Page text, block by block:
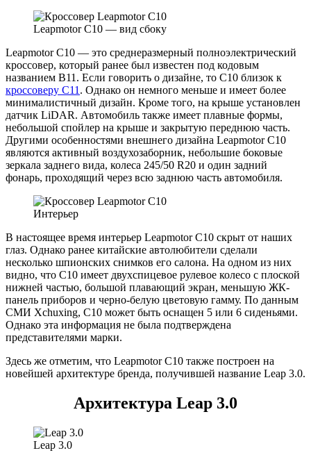
Leapmotor C10 — вид сбоку
Leapmotor C10 — это среднеразмерный полноэлектрический
кроссовер, который ранее был известен под кодовым
названием B11. Если говорить о дизайне, то C10 близок к
кроссоверу C11 . Однако он немного меньше и имеет более
минималистичный дизайн. Кроме того, на крыше установлен
датчик LiDAR. Автомобиль также имеет плавные формы,
небольшой спойлер на крыше и закрытую переднюю часть.
Другими особенностями внешнего дизайна Leapmotor C10
являются активный воздухозаборник, небольшие боковые
зеркала заднего вида, колеса 245/50 R20 и один задний
фонарь, проходящий через всю заднюю часть автомобиля.
Интерьер
В настоящее время интерьер Leapmotor C10 скрыт от наших
глаз. Однако ранее китайские автолюбители сделали
несколько шпионских снимков его салона. На одном из них
видно, что C10 имеет двухспицевое рулевое колесо с плоской
нижней частью, большой плавающий экран, меньшую ЖК-
панель приборов и черно-белую цветовую гамму. По данным
СМИ Xchuxing, C10 может быть оснащен 5 или 6 сиденьями.
Однако эта информация не была подтверждена
представителями марки.
Здесь же отметим, что Leapmotor C10 также построен на
новейшей архитектуре бренда, получившей название Leap 3.0.
Архитектура Leap 3.0
Leap 3.0